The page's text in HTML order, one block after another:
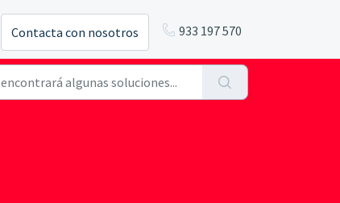
Contacta con nosotros 933 197 570